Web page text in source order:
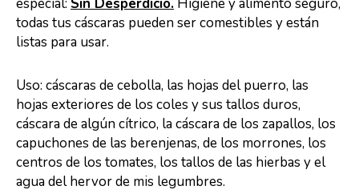
todas tus cáscaras pueden ser comestibles y están
listas para usar.
Uso: cáscaras de cebolla, las hojas del puerro, las
hojas exteriores de los coles y sus tallos duros,
cáscara de algún cítrico, la cáscara de los zapallos, los
capuchones de las berenjenas, de los morrones, los
centros de los tomates, los tallos de las hierbas y el
agua del hervor de mis legumbres.